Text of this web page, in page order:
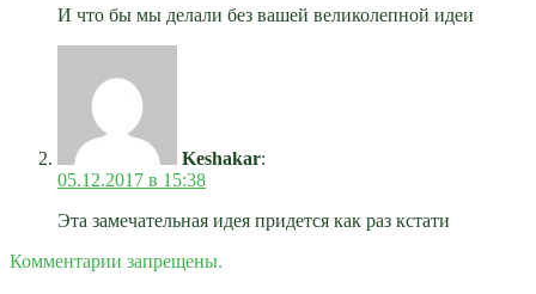
И что бы мы делали без вашей великолепной идеи
Keshakar:
05.12.2017 в 15:38
Эта замечательная идея придется как раз кстати
Комментарии запрещены.